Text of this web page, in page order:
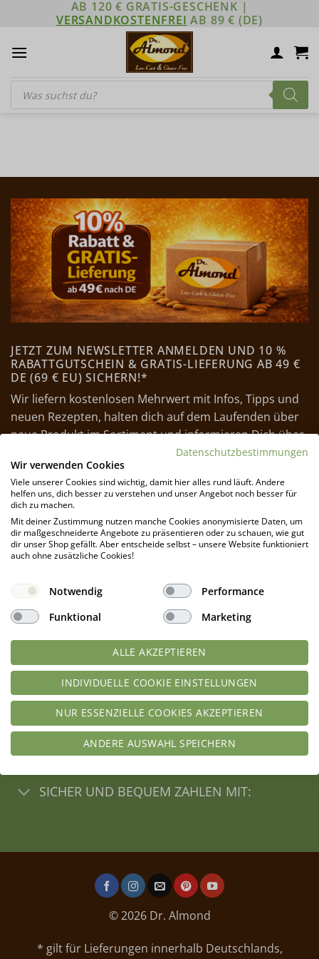
AB 120 € GRATIS-GESCHENK |
VERSANDKOSTENFREI AB 89 € (DE)
Products
search
JETZT ZUM NEWSLETTER ANMELDEN UND 10 %
RABATTGUTSCHEIN & GRATIS-LIEFERUNG AB 49 €
DE (69 € EU) SICHERN!*
Wir liefern kostenlosen Mehrwert mit Infos, Tipps und
neuen Rezepten, halten dich auf dem Laufenden über
neue Produkt im Sortiment und informieren Dich über
*Eine Abbestellung ist jederzeit möglich. Einen Abmeldelink findest Du
in jedem Newsletter
JETZT ANMELDEN
SERVICE
SPECIALS
SICHER EINKAUFEN
SICHER UND BEQUEM ZAHLEN MIT:
© 2026 Dr. Almond
* gilt für Lieferungen innerhalb Deutschlands,
Datenschutzbestimmungen
Wir verwenden Cookies
Viele unserer Cookies sind wichtig, damit hier alles rund läuft. Andere
helfen uns, dich besser zu verstehen und unser Angebot noch besser für
dich zu machen.
Mit deiner Zustimmung nutzen manche Cookies anonymisierte Daten, um
dir maßgeschneiderte Angebote zu präsentieren oder zu schauen, wie gut
dir unser Shop gefällt. Aber entscheide selbst – unsere Website funktioniert
auch ohne zusätzliche Cookies!
Notwendig
Performance
Funktional
Marketing
ALLE AKZEPTIEREN
INDIVIDUELLE COOKIE EINSTELLUNGEN
NUR ESSENZIELLE COOKIES AKZEPTIEREN
ANDERE AUSWAHL SPEICHERN